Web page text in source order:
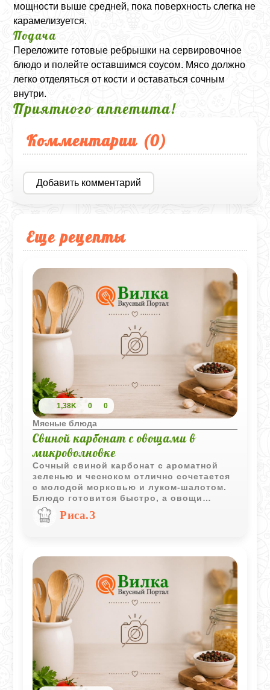
мощности выше средней, пока поверхность слегка не
карамелизуется.
Подача
Переложите готовые ребрышки на сервировочное
блюдо и полейте оставшимся соусом. Мясо должно
легко отделяться от кости и оставаться сочным
внутри.
Приятного аппетита!
Комментарии (0)
Добавить комментарий
Еще рецепты
1,38K 0 0
Мясные блюда
Свиной карбонат с овощами в
микроволновке
Сочный свиной карбонат с ароматной
зеленью и чесноком отлично сочетается
с молодой морковью и луком-шалотом.
Блюдо готовится быстро, а овощи
сохраняют насыщенный вкус и приятную
текстуру.Риса.З